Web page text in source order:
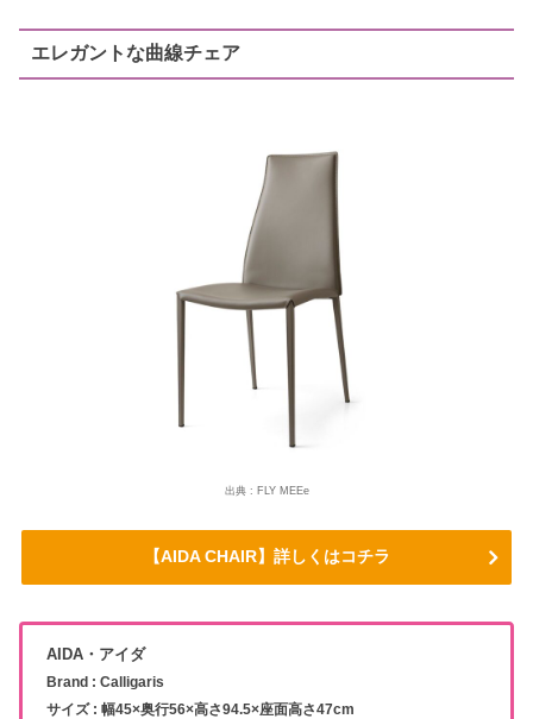
エレガントな曲線チェア
出典 : FLY MEEe
【AIDA CHAIR】詳しくはコチラ
AIDA・アイダ
Brand : Calligaris
サイズ : 幅45×奥行56×高さ94.5×座面高さ47cm